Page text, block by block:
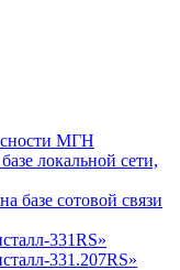
МГН
локальной сети,
базе сотовой связи
331RS»
331.207RS»